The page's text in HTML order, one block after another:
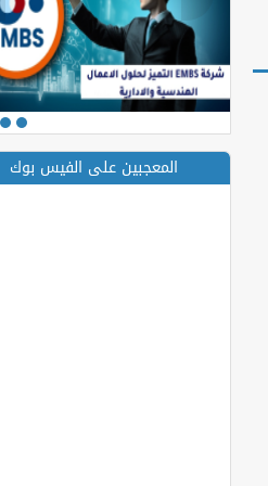
المعجبين على الفيس بوك